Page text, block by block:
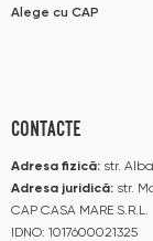
Alege cu CAP
CONTACTE
Adresa fizică: str.
Adresa juridică: str.
CAP CASA MARE S.R.L.
IDNO: 1017600021325